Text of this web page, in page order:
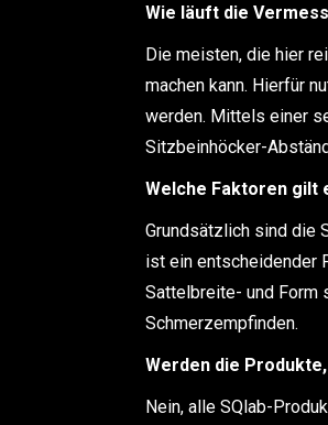
Wie läuft die
Die meisten, die hier
machen kann. Hierfür
werden. Mittels einer
Sitzbeinhöcker-
Welche Faktoren gilt
Grundsätzlich sind die
ist ein entscheidender
Sattelbreite- und Form
Schmerzempfinden.
Werden die
Nein, alle SQlab-